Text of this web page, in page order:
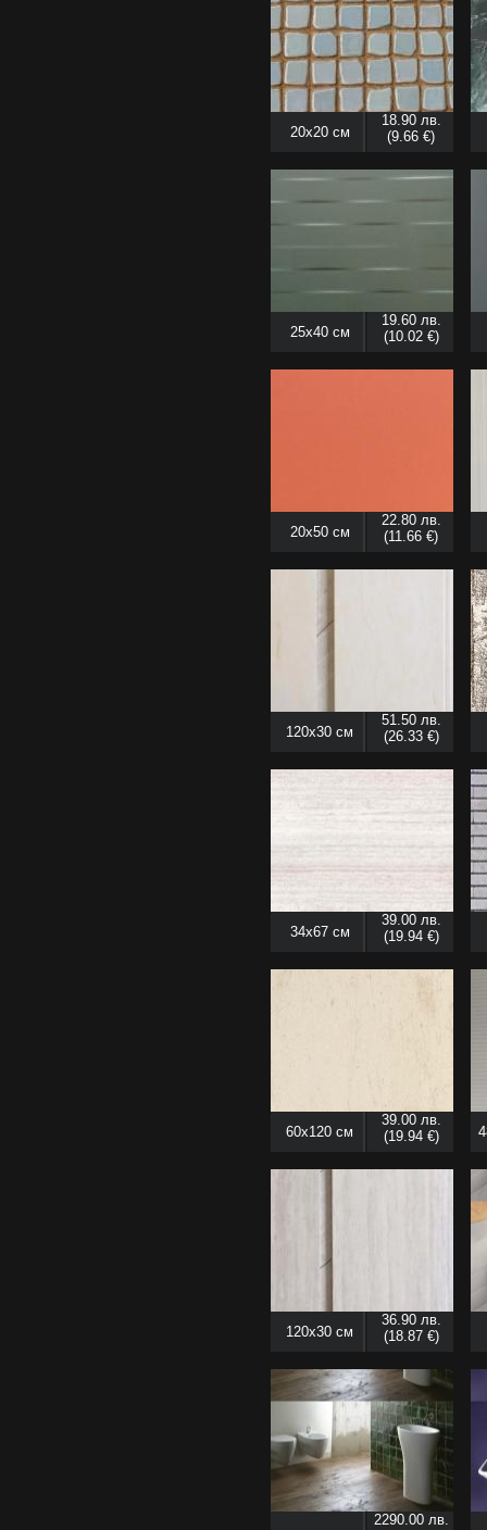
20x20 см
18.90 лв.
(9.66 €)
25x40 см
19.60 лв.
(10.02 €)
20x50 см
22.80 лв.
(11.66 €)
120x30 см
51.50 лв.
(26.33 €)
34x67 см
39.00 лв.
(19.94 €)
60x120 см
39.00 лв.
(19.94 €)
120x30 см
36.90 лв.
(18.87 €)
2290.00 лв.